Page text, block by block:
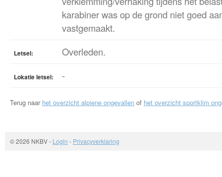
karabiner was op de grond niet goed
vastgemaakt.
Letsel: Overleden.
Lokatie letsel: -
Terug naar het overzicht alpiene ongevallen of het overzicht sportklim
© 2026 NKBV- Login - Privacyverklaring